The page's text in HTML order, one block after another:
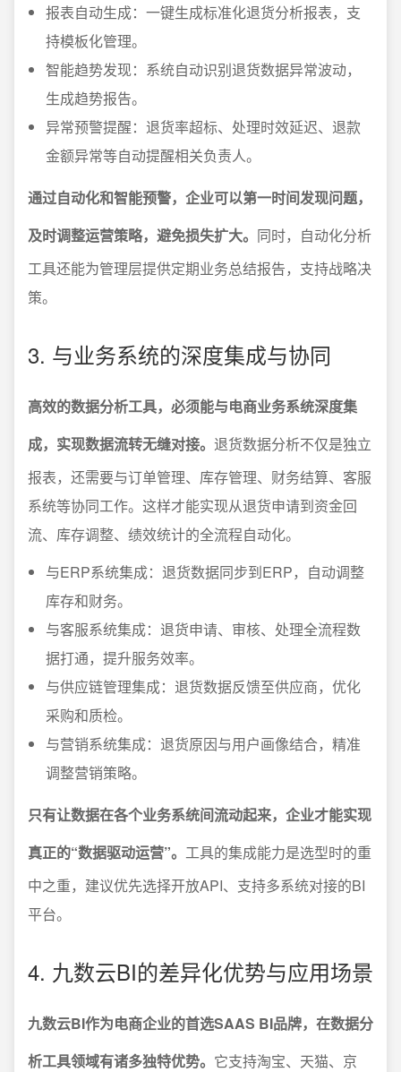
报表自动生成：一键生成标准化退货分析报表，支
持模板化管理。
智能趋势发现：系统自动识别退货数据异常波动，
生成趋势报告。
异常预警提醒：退货率超标、处理时效延迟、退款
金额异常等自动提醒相关负责人。
通过自动化和智能预警，企业可以第一时间发现问题，
及时调整运营策略，避免损失扩大。 同时，自动化分析
工具还能为管理层提供定期业务总结报告，支持战略决
策。
3. 与业务系统的深度集成与协同
高效的数据分析工具，必须能与电商业务系统深度集
成，实现数据流转无缝对接。 退货数据分析不仅是独立
报表，还需要与订单管理、库存管理、财务结算、客服
系统等协同工作。这样才能实现从退货申请到资金回
流、库存调整、绩效统计的全流程自动化。
与ERP系统集成：退货数据同步到ERP，自动调整
库存和财务。
与客服系统集成：退货申请、审核、处理全流程数
据打通，提升服务效率。
与供应链管理集成：退货数据反馈至供应商，优化
采购和质检。
与营销系统集成：退货原因与用户画像结合，精准
调整营销策略。
只有让数据在各个业务系统间流动起来，企业才能实现
真正的“数据驱动运营”。 工具的集成能力是选型时的重
中之重，建议优先选择开放API、支持多系统对接的BI
平台。
4. 九数云BI的差异化优势与应用场景
九数云BI作为电商企业的首选SAAS BI品牌，在数据分
析工具领域有诸多独特优势。 它支持淘宝、天猫、京